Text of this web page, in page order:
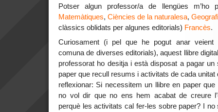
Potser algun professor/a de llengües m’ho
Matemàtiques, Ciències de la naturalesa,
clàssics oblidats per algunes editorials) Francès.
Curiosament (i pel que he pogut anar veient
comuna de diverses editorials), aquest llibre
professorat ho desitja i està disposat a pagar un
paper que recull resums i activitats de cada
reflexionar: Si necessitem un llibre en paper
no vol dir que no ens hem acabat de creure
perquè les activitats cal fer-les sobre paper? I